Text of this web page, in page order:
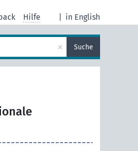
in English
Hilfe
× Suche